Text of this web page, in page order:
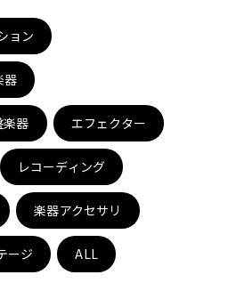
電子ピアノ
その他楽器
エフェクター
ョン
器
楽器 エフェクター
レコーディング
楽器アクセサリ
ージ ALL